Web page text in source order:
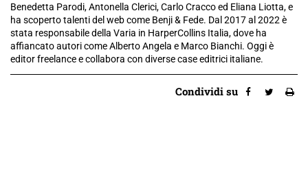
Benedetta Parodi, Antonella Clerici, Carlo Cracco ed Eliana Liotta, e
ha scoperto talenti del web come Benji & Fede. Dal 2017 al 2022 è
stata responsabile della Varia in HarperCollins Italia, dove ha
affiancato autori come Alberto Angela e Marco Bianchi. Oggi è
editor freelance e collabora con diverse case editrici italiane.
Condividi su